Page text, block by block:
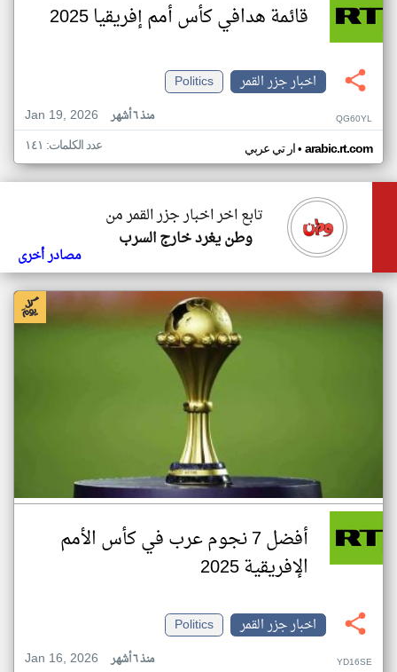
قائمة هدافي كأس أمم إفريقيا 2025
اخبار جزر القمر
Politics
Jan 19, 2026
منذ ٦ أشهر QG60YL
ار تي عربي• arabic.rt.com عدد الكلمات: ١٤١
تابع اخر اخبار جزر القمر من
وطن يغرد خارج السرب
مصادر أخرى
أفضل 7 نجوم عرب في كأس الأمم
الإفريقية 2025
اخبار جزر القمر
Politics
Jan 16, 2026
منذ ٦ أشهر YD16SE